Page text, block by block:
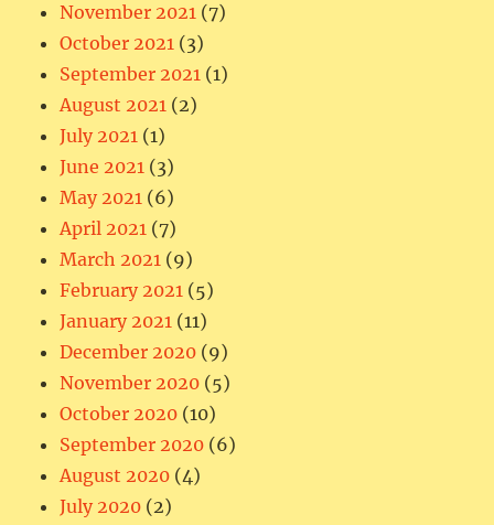
November 2021 (7)
October 2021 (3)
September 2021 (1)
August 2021 (2)
July 2021 (1)
June 2021 (3)
May 2021 (6)
April 2021 (7)
March 2021 (9)
February 2021 (5)
January 2021 (11)
December 2020 (9)
November 2020 (5)
October 2020 (10)
September 2020 (6)
August 2020 (4)
July 2020 (2)